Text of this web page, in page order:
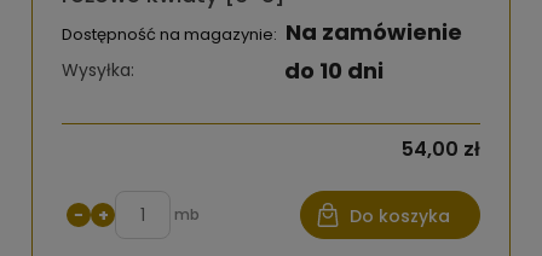
Dostępność na magazynie: Na zamówienie
Wysyłka: do 10 dni
54,00 zł
− + mb Do koszyka